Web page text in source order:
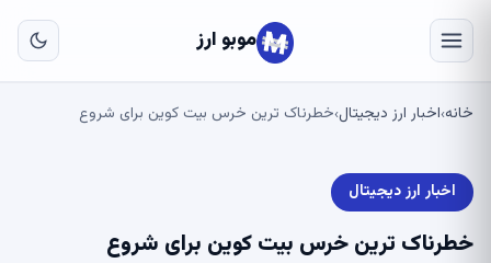
موبو ارز
خانه›اخبار ارز دیجیتال›خطرناک ترین خرس بیت کوین برای شروع
اخبار ارز دیجیتال
خطرناک ترین خرس بیت کوین برای شروع